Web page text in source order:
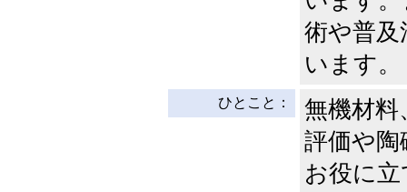
術や普
います。
ひとこと：
無機材料
評価や
お役に